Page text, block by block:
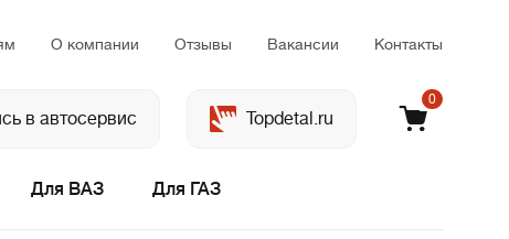
О компании Отзывы Вакансии Контакты
в автосервис Topdetal.ru
0
Для ВАЗ Для ГАЗ